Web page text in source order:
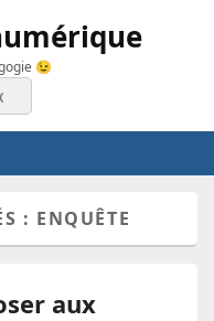
😉
: ENQUÊTE
aux